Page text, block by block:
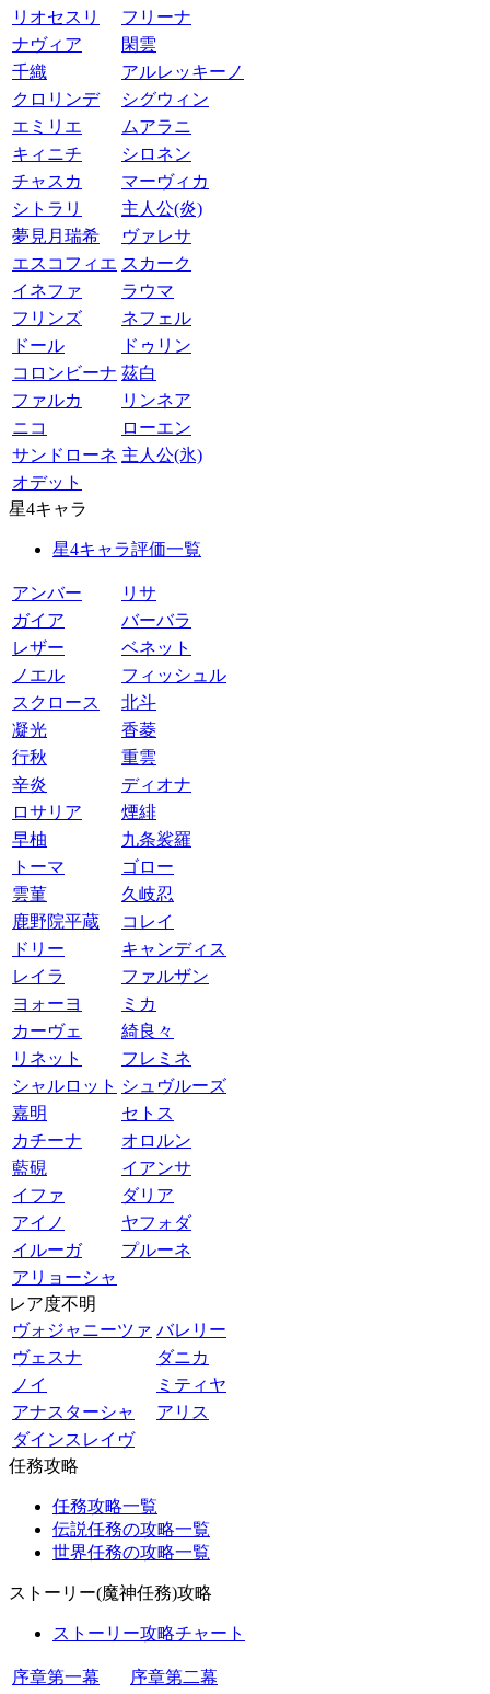
リオセスリ
フリーナ
ナヴィア
閑雲
千織
アルレッキーノ
クロリンデ
シグウィン
エミリエ
ムアラニ
キィニチ
シロネン
チャスカ
マーヴィカ
シトラリ
主人公(炎)
夢見月瑞希
ヴァレサ
エスコフィエ スカーク
イネファ
ラウマ
フリンズ
ネフェル
ドール
ドゥリン
コロンビーナ 茲白
ファルカ
リンネア
ニコ
ローエン
サンドローネ 主人公(氷)
オデット
星4キャラ
星4キャラ評価一覧
アンバー
リサ
ガイア
バーバラ
レザー
ベネット
ノエル
フィッシュル
スクロース
北斗
凝光
香菱
行秋
重雲
辛炎
ディオナ
ロサリア
煙緋
早柚
九条裟羅
トーマ
ゴロー
雲菫
久岐忍
鹿野院平蔵
コレイ
ドリー
キャンディス
レイラ
ファルザン
ヨォーヨ
ミカ
カーヴェ
綺良々
リネット
フレミネ
シャルロット シュヴルーズ
嘉明
セトス
カチーナ
オロルン
藍硯
イアンサ
イファ
ダリア
アイノ
ヤフォダ
イルーガ
プルーネ
アリョーシャ
レア度不明
ヴォジャニーツァ バレリー
ヴェスナ
ダニカ
ノイ
ミティヤ
アナスターシャ
アリス
ダインスレイヴ
任務攻略
任務攻略一覧
伝説任務の攻略一覧
世界任務の攻略一覧
ストーリー(魔神任務)攻略
ストーリー攻略チャート
序章第一幕
序章第二幕